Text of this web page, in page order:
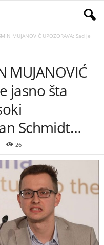
MUJANOVIĆ UPOZORAVA: Sad je
MUJANOVIĆ
jasno šta
Schmidt…
26